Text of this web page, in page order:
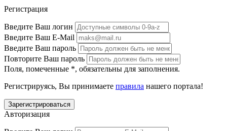
Регистрация
Введите Ваш логин
Введите Ваш E-Mail
Введите Ваш пароль
Повторите Ваш пароль
Поля, помеченные *, обязательны для заполнения.
Регистрируясь, Вы принимаете правила нашего портала!
Авторизация